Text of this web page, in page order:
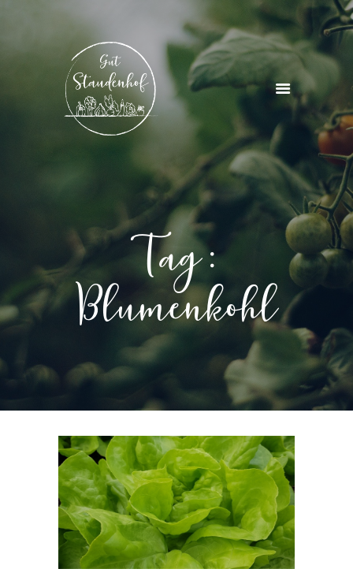
Tag:
Blumenkohl
STARTSEITE
ÜBER UNS
PROJEKTE & KURSE
AKTUELLES
KONTAKT